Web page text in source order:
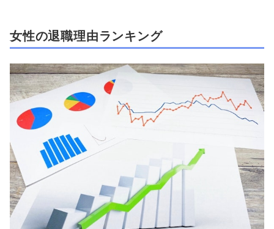
女性の退職理由ランキング